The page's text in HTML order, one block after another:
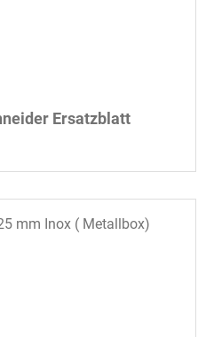
Ersatzblatt